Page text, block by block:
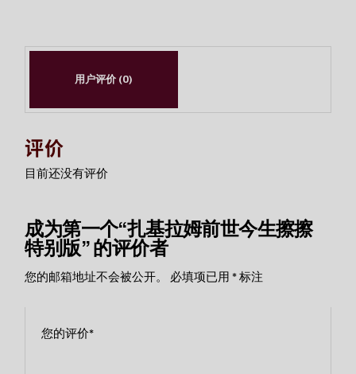
用户评价 (0)
评价
目前还没有评价
成为第一个“扎基拉姆前世今生擦擦
特别版” 的评价者
您的邮箱地址不会被公开。 必填项已用*标注